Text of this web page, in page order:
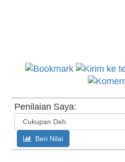
Penilaian Saya:
Beri Nilai